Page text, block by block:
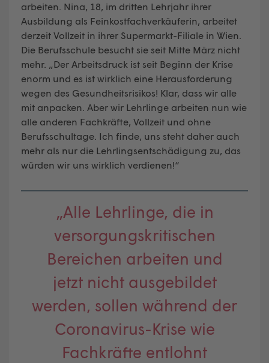
arbeiten. Nina, 18, im dritten Lehrjahr ihrer
Ausbildung als Feinkostfachverkäuferin, arbeitet
derzeit Vollzeit in ihrer Supermarkt-Filiale in Wien.
Die Berufsschule besucht sie seit Mitte März nicht
mehr. „Der Arbeitsdruck ist seit Beginn der Krise
enorm und es ist wirklich eine Herausforderung
wegen des Gesundheitsrisikos! Klar, dass wir alle
mit anpacken. Aber wir Lehrlinge arbeiten nun wie
alle anderen Fachkräfte, Vollzeit und ohne
Berufsschultage. Ich finde, uns steht daher auch
mehr als nur die Lehrlingsentschädigung zu, das
würden wir uns wirklich verdienen!“
„Alle Lehrlinge, die in
versorgungskritischen
Bereichen arbeiten und
jetzt nicht ausgebildet
werden, sollen während der
Coronavirus-Krise wie
Fachkräfte entlohnt